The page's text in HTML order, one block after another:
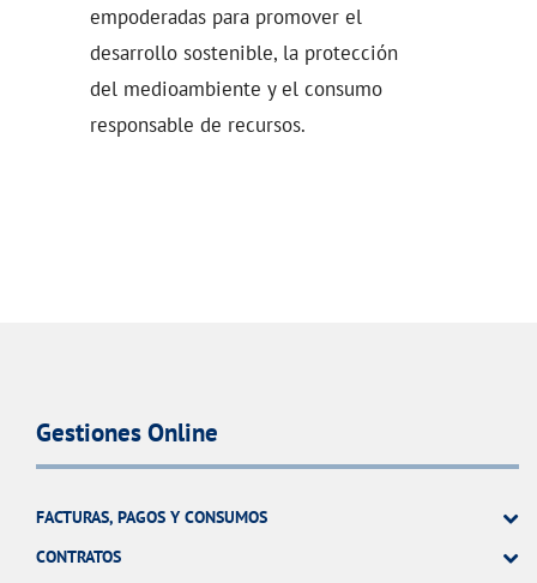
empoderadas para promover el
desarrollo sostenible, la protección
del medioambiente y el consumo
responsable de recursos.
Gestiones Online
FACTURAS, PAGOS Y CONSUMOS
CONTRATOS